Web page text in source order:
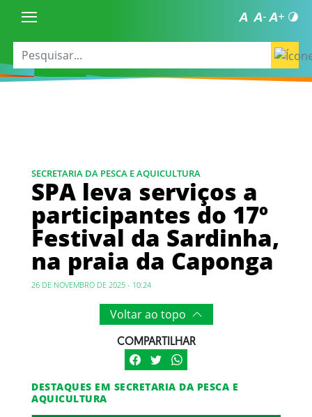
SECRETARIA DA PESCA E AQUICULTURA
SPA leva serviços a
participantes do 17º
Festival da Sardinha,
na praia da Caponga
26 DE NOVEMBRO DE 2025 - 10:24
Voltar ao topo
COMPARTILHAR
DESTAQUES EM SECRETARIA DA PESCA E
AQUICULTURA